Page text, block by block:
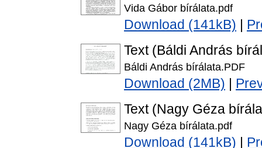
Vida Gábor bírálata.pdf
Download (141kB)
Text (Báldi András
Báldi András bírálata.PDF
Download (2MB)
Text (Nagy Géza
Nagy Géza bírálata.pdf
Download (141kB)